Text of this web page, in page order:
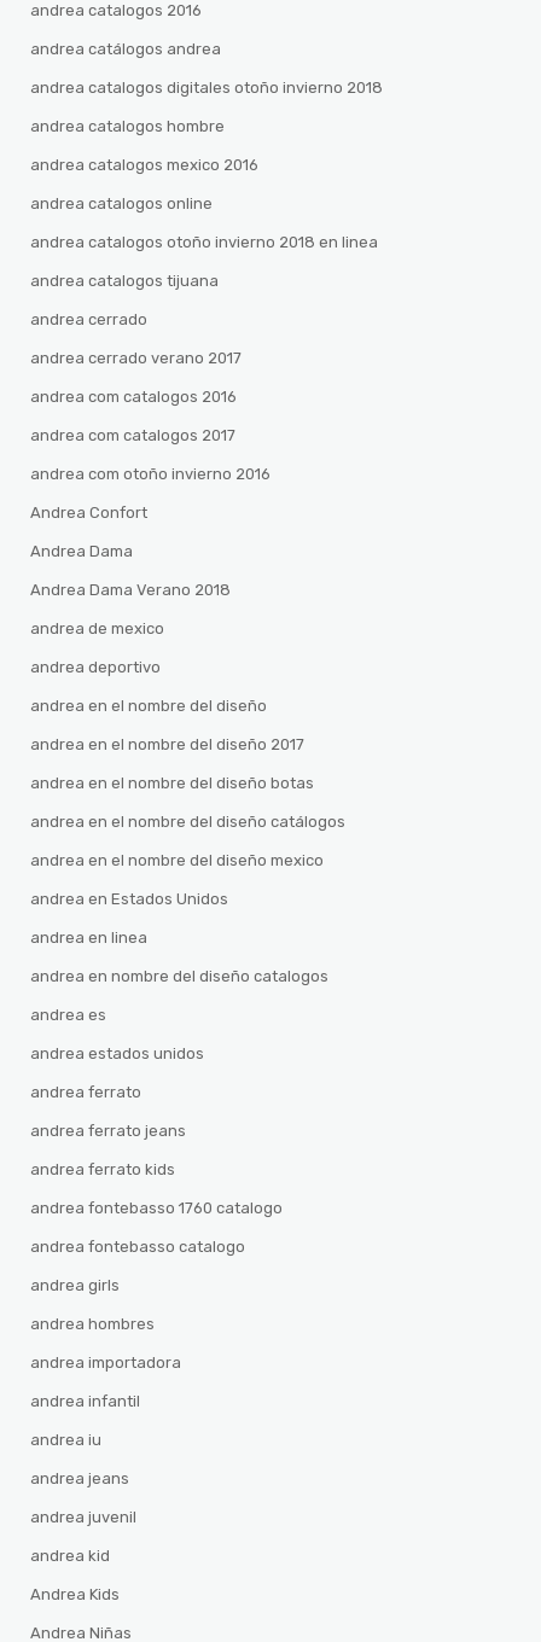
andrea catalogos 2016
andrea catálogos andrea
andrea catalogos digitales otoño invierno 2018
andrea catalogos hombre
andrea catalogos mexico 2016
andrea catalogos online
andrea catalogos otoño invierno 2018 en linea
andrea catalogos tijuana
andrea cerrado
andrea cerrado verano 2017
andrea com catalogos 2016
andrea com catalogos 2017
andrea com otoño invierno 2016
Andrea Confort
Andrea Dama
Andrea Dama Verano 2018
andrea de mexico
andrea deportivo
andrea en el nombre del diseño
andrea en el nombre del diseño 2017
andrea en el nombre del diseño botas
andrea en el nombre del diseño catálogos
andrea en el nombre del diseño mexico
andrea en Estados Unidos
andrea en linea
andrea en nombre del diseño catalogos
andrea es
andrea estados unidos
andrea ferrato
andrea ferrato jeans
andrea ferrato kids
andrea fontebasso 1760 catalogo
andrea fontebasso catalogo
andrea girls
andrea hombres
andrea importadora
andrea infantil
andrea iu
andrea jeans
andrea juvenil
andrea kid
Andrea Kids
Andrea Niñas